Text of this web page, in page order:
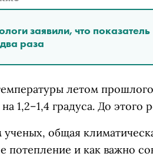
заявили, что
раза
летом
1,2–1,4 градуса. До
общая
потепление и как важно